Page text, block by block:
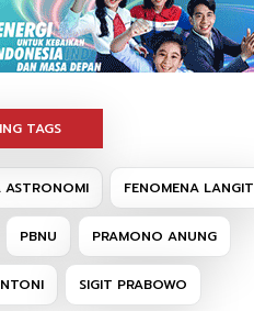
TAGS
ASTRONOMI FENOMENA LANGIT
PBNU PRAMONO ANUNG
SIGIT PRABOWO